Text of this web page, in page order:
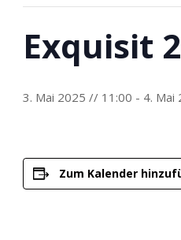
Exquisit
3. Mai 2025 // 11:00 - 4. Mai
Zum Kalender